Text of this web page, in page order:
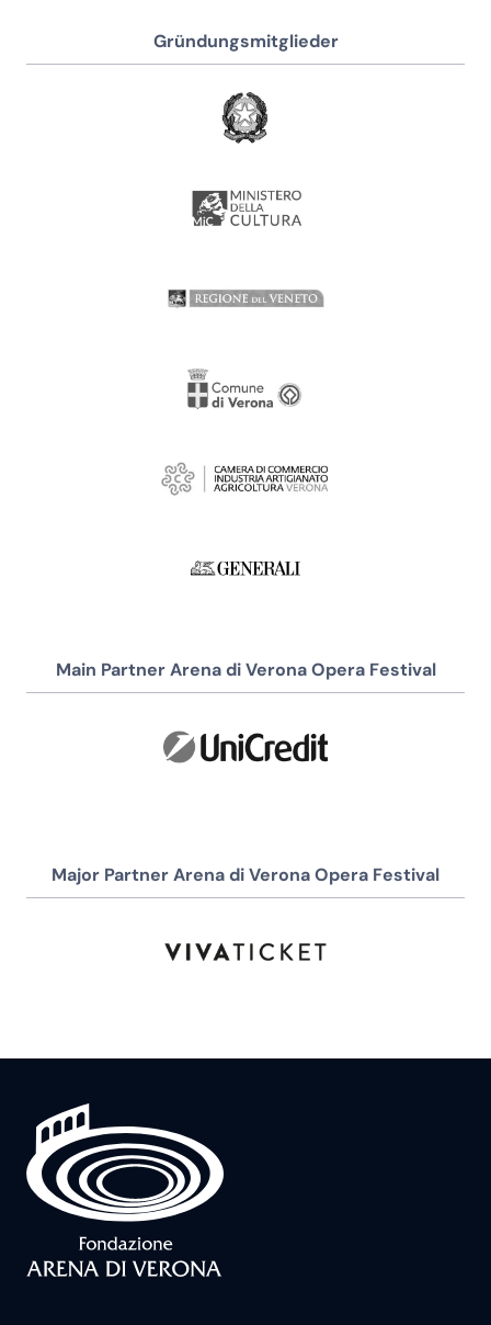
Gründungsmitglieder
Main Partner Arena di Verona Opera Festival
Major Partner Arena di Verona Opera Festival